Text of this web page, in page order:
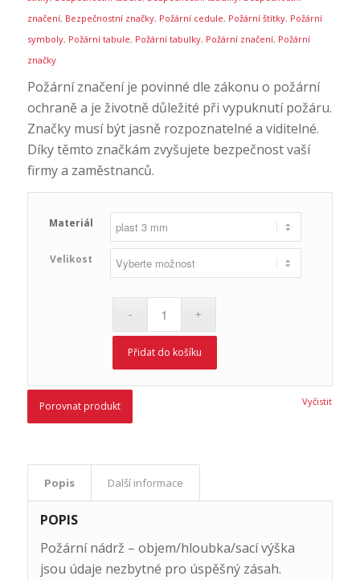
značení, Bezpečnostní značky, Požární cedule, Požární štítky, Požární
symboly, Požární tabule, Požární tabulky, Požární značení, Požární
značky
Požární značení je povinné dle zákonu o požární
ochraně a je životně důležité při vypuknutí požáru.
Značky musí být jasně rozpoznatelné a viditelné.
Díky těmto značkám zvyšujete bezpečnost vaší
firmy a zaměstnanců.
Materiál
Velikost
Vyčistit
Přidat do košíku
Porovnat produkt
Popis Další informace
POPIS
Požární nádrž – objem/hloubka/sací výška
jsou údaje nezbytné pro úspěšný zásah.